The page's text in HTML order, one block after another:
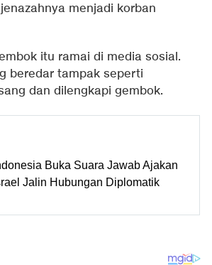
menjadi korban
itu ramai di media sosial.
beredar tampak seperti
dan dilengkapi gembok.
Buka Suara Jawab Ajakan
Jalin Hubungan Diplomatik